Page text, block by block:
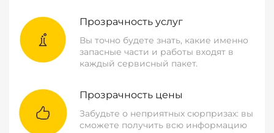
Прозрачность услуг
Вы точно будете знать, какие именно
запасные части и работы входят в
каждый сервисный пакет.
Прозрачность цены
Забудьте о неприятных сюрпризах: вы
сможете получить всю информацию